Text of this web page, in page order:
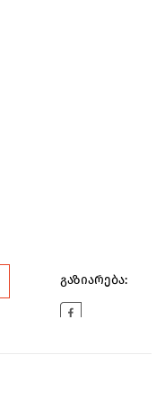
გაზიარება: